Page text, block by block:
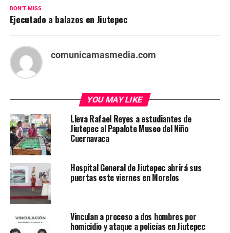
DON'T MISS
Ejecutado a balazos en Jiutepec
comunicamasmedia.com
YOU MAY LIKE
Lleva Rafael Reyes a estudiantes de
Jiutepec al Papalote Museo del Niño
Cuernavaca
Hospital General de Jiutepec abrirá sus
puertas este viernes en Morelos
Vinculan a proceso a dos hombres por
homicidio y ataque a policías en Jiutepec